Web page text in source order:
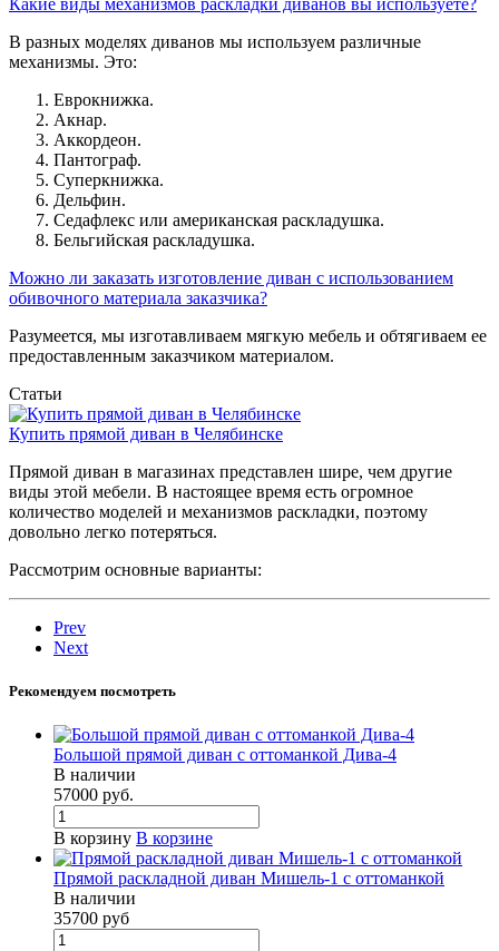
В разных моделях диванов мы используем различные
механизмы. Это:
Еврокнижка.
Акнар.
Аккордеон.
Пантограф.
Суперкнижка.
Дельфин.
Седафлекс или американская раскладушка.
Бельгийская раскладушка.
Можно ли заказать изготовление диван с использованием
обивочного материала заказчика?
Разумеется, мы изготавливаем мягкую мебель и обтягиваем ее
предоставленным заказчиком материалом.
Статьи
Купить прямой диван в Челябинске
Прямой диван в магазинах представлен шире, чем другие
виды этой мебели. В настоящее время есть огромное
количество моделей и механизмов раскладки, поэтому
довольно легко потеряться.
Рассмотрим основные варианты:
Prev
Next
Рекомендуем посмотреть
Большой прямой диван с оттоманкой Дива-4
В наличии
57000 руб.
В корзину В корзине
Прямой раскладной диван Мишель-1 с оттоманкой
В наличии
35700 руб